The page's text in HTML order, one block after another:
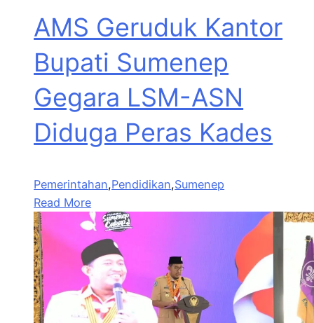
AMS Geruduk Kantor
Bupati Sumenep
Gegara LSM-ASN
Diduga Peras Kades
Pemerintahan,Pendidikan,Sumenep
Read More